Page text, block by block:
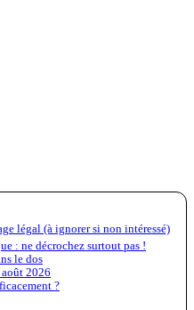
légal (à ignorer si non intéressé)
: ne décrochez surtout pas !
le dos
2026
?